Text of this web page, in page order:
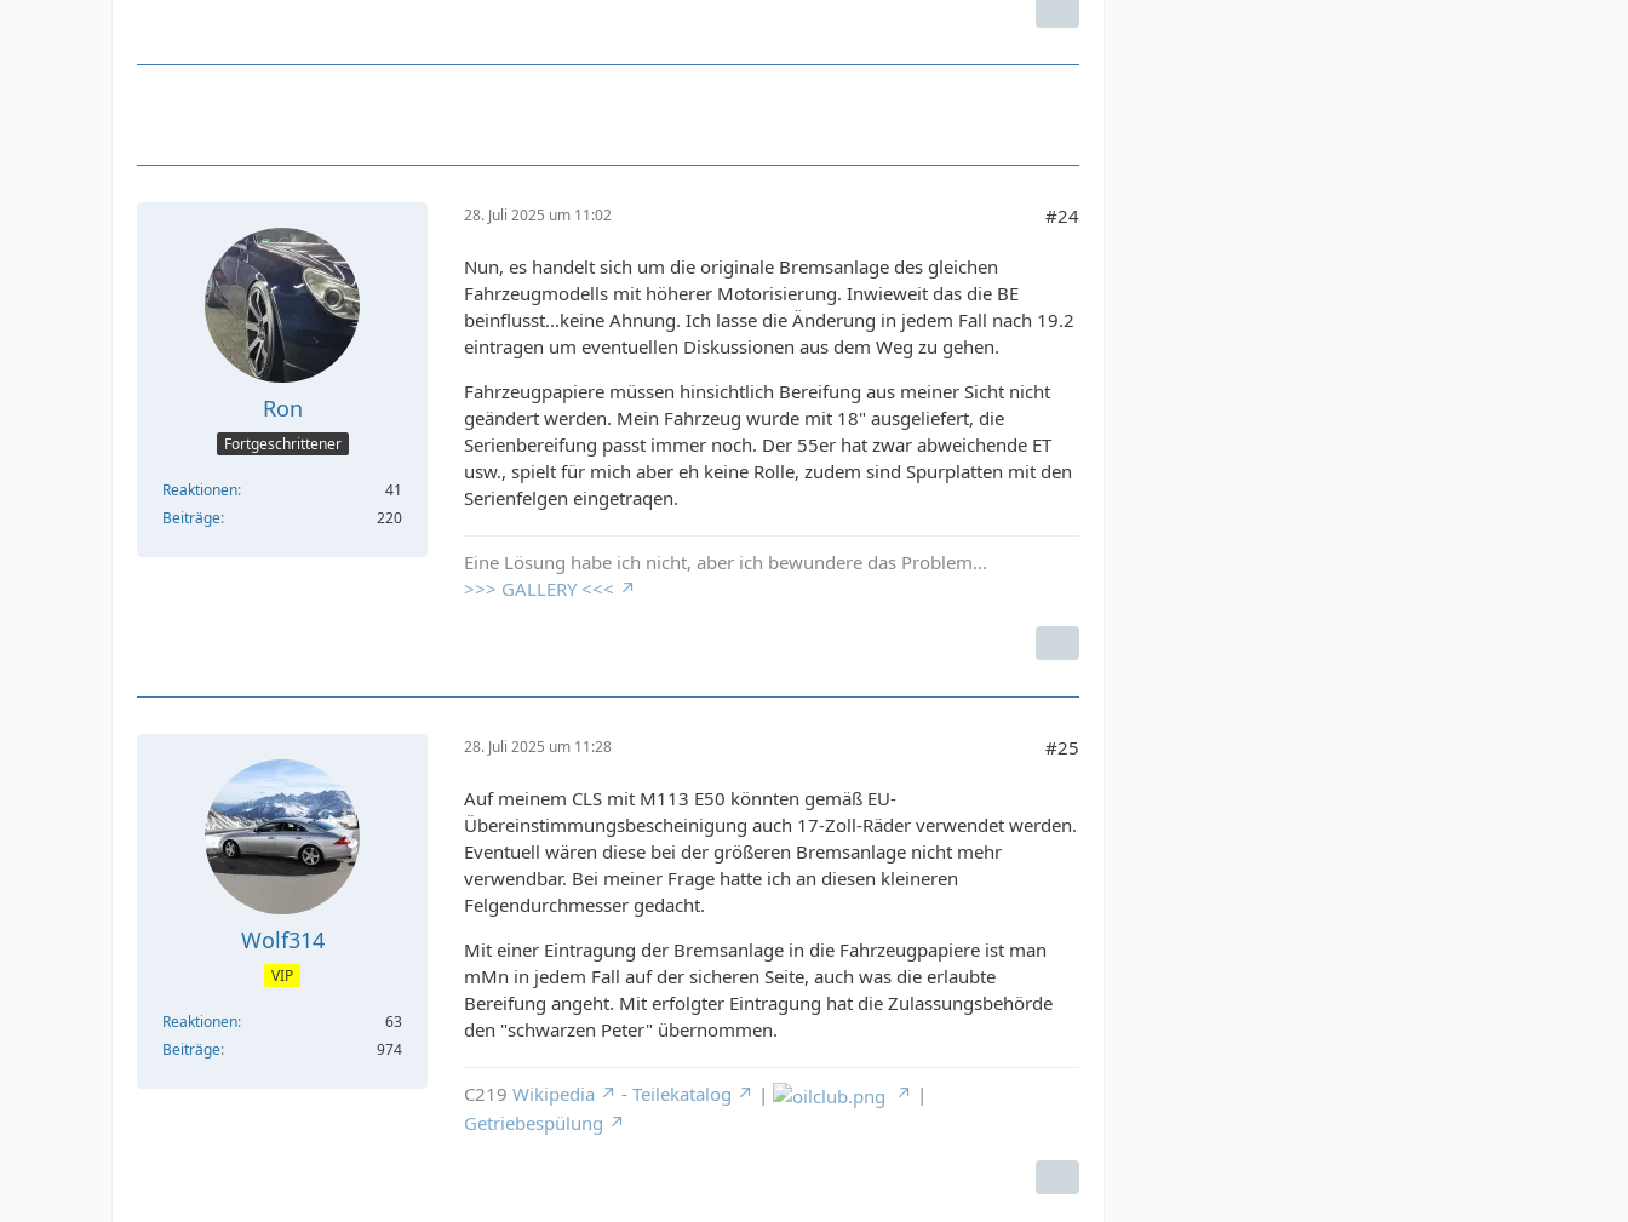
Ron
Fortgeschrittener
Reaktionen
41
Beiträge
220
28. Juli 2025 um 11:02 #24
Nun, es handelt sich um die originale Bremsanlage des gleichen
Fahrzeugmodells mit höherer Motorisierung. Inwieweit das die BE
beinflusst...keine Ahnung. Ich lasse die Änderung in jedem Fall nach 19.2
eintragen um eventuellen Diskussionen aus dem Weg zu gehen.
Fahrzeugpapiere müssen hinsichtlich Bereifung aus meiner Sicht nicht
geändert werden. Mein Fahrzeug wurde mit 18" ausgeliefert, die
Serienbereifung passt immer noch. Der 55er hat zwar abweichende ET
usw., spielt für mich aber eh keine Rolle, zudem sind Spurplatten mit den
Serienfelgen eingetraqen.
Eine Lösung habe ich nicht, aber ich bewundere das Problem...
>>> GALLERY <<<
Wolf314
VIP
Reaktionen
63
Beiträge
974
28. Juli 2025 um 11:28 #25
Auf meinem CLS mit M113 E50 könnten gemäß EU-
Übereinstimmungsbescheinigung auch 17-Zoll-Räder verwendet werden.
Eventuell wären diese bei der größeren Bremsanlage nicht mehr
verwendbar. Bei meiner Frage hatte ich an diesen kleineren
Felgendurchmesser gedacht.
Mit einer Eintragung der Bremsanlage in die Fahrzeugpapiere ist man
mMn in jedem Fall auf der sicheren Seite, auch was die erlaubte
Bereifung angeht. Mit erfolgter Eintragung hat die Zulassungsbehörde
den "schwarzen Peter" übernommen.
C219 Wikipedia - Teilekatalog |
|
Getriebespülung